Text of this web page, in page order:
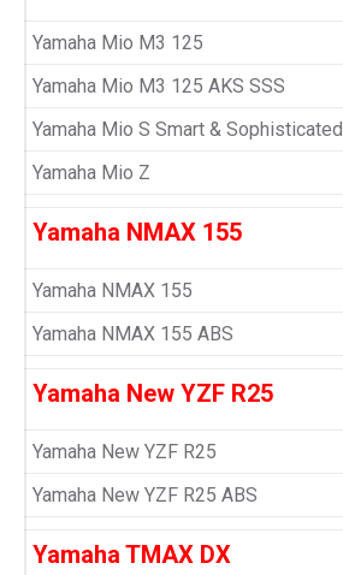
Yamaha Mio M3 125
Yamaha Mio M3 125 AKS SSS
Yamaha Mio S Smart & Sophisticated
Yamaha Mio Z
Yamaha NMAX 155
Yamaha NMAX 155
Yamaha NMAX 155 ABS
Yamaha New YZF R25
Yamaha New YZF R25
Yamaha New YZF R25 ABS
Yamaha TMAX DX